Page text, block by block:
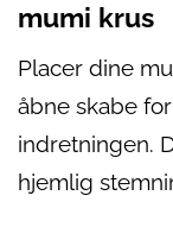
mumi krus
Placer dine
åbne skabe
indretningen.
hjemlig